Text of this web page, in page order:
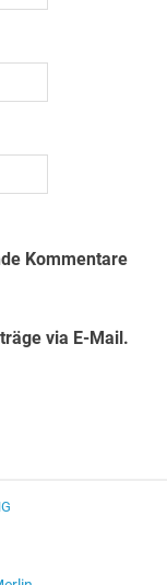
Kommentare
via E-Mail.